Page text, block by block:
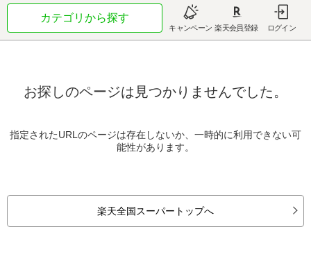
カテゴリから探す
キャンペーン 楽天会員登録 ログイン
お探しのページは見つかりませんでした。
指定されたURLのページは存在しないか、一時的に利用できない可
能性があります。
楽天全国スーパートップへ